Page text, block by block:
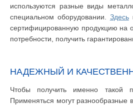
используются разные виды
специальном оборудовании. Здесь
сертифицированную продукцию на
потребности, получить
НАДЕЖНЫЙ И
Чтобы получить именно такой
Применяться могут разнообразные